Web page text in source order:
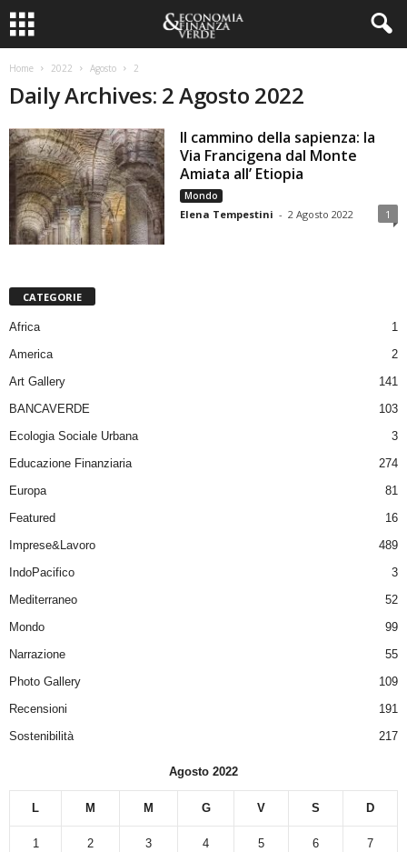
Home 2022 Agosto 2
Daily Archives: 2 Agosto 2022
Il cammino della sapienza: la
Via Francigena dal Monte
Amiata all’ Etiopia
Mondo
Elena Tempestini - 2 Agosto 2022 1
CATEGORIE
Africa
1
America
2
Art Gallery
141
BANCAVERDE
103
Ecologia Sociale Urbana
3
Educazione Finanziaria
274
Europa
81
Featured
16
Imprese&Lavoro
489
IndoPacifico
3
Mediterraneo
52
Mondo
99
Narrazione
55
Photo Gallery
109
Recensioni
191
Sostenibilità
217
Agosto 2022
L M M G V S D
1 2 3 4 5 6 7